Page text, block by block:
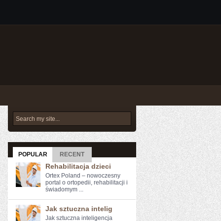
POPULAR RECENT
Rehabilitacja dzieci
Ortex Poland – nowoczesny
portal o ortopedii, rehabilitacji i
świadomym ...
Jak sztuczna intelig
Jak sztuczna inteligencja